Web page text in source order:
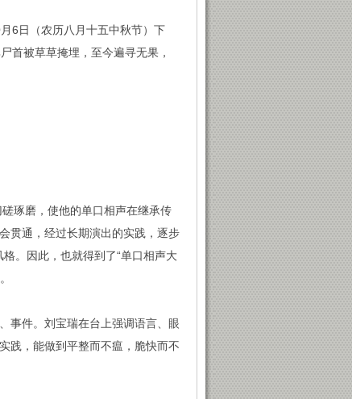
6日（农历八月十五中秋节）下
首被草草掩埋，至今遍寻无果，
琢磨，使他的单口相声在继承传
贯通，经过长期演出的实践，逐步
。因此，也就得到了“单口相声大
事件。刘宝瑞在台上强调语言、眼
践，能做到平整而不瘟，脆快而不